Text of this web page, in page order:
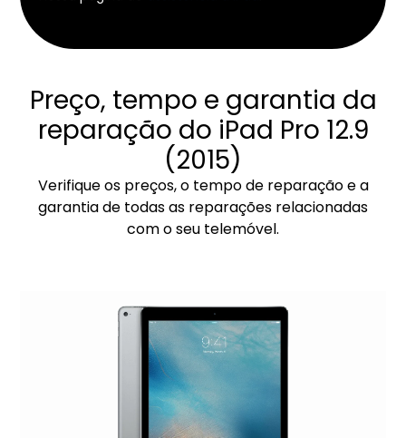
Preço, tempo e garantia da
reparação do iPad Pro 12.9
(2015)
Verifique os preços, o tempo de reparação e a
garantia de todas as reparações relacionadas
com o seu telemóvel.